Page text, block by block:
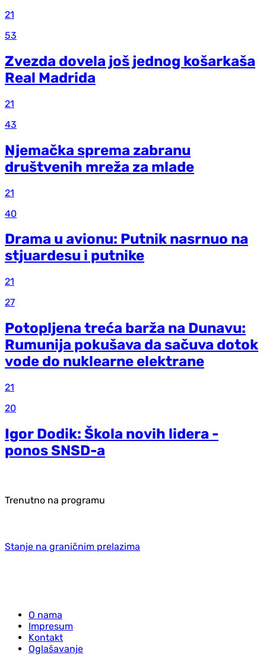
21
53
Zvezda dovela još jednog košarkaša
Real Madrida
21
43
Njemačka sprema zabranu
društvenih mreža za mlade
21
40
Drama u avionu: Putnik nasrnuo na
stjuardesu i putnike
21
27
Potopljena treća barža na Dunavu:
Rumunija pokušava da sačuva dotok
vode do nuklearne elektrane
21
20
Igor Dodik: Škola novih lidera -
ponos SNSD-a
Trenutno na programu
Stanje na graničnim prelazima
O nama
Impresum
Kontakt
Oglašavanje